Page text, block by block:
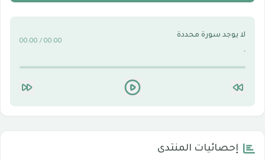
لا يوجد سورة محددة
-
00:00 / 00:00
إحصائيات المنتدى